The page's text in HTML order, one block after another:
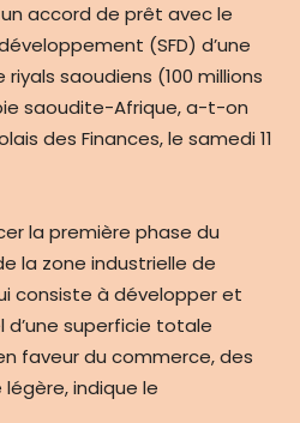
un accord de prêt avec le
(SFD) d’une
saoudiens (100 millions
saoudite-Afrique, a-t-on
des Finances, le samedi 11
la première phase du
la zone industrielle de
consiste à développer et
d’une superficie totale
faveur du commerce, des
légère, indique le